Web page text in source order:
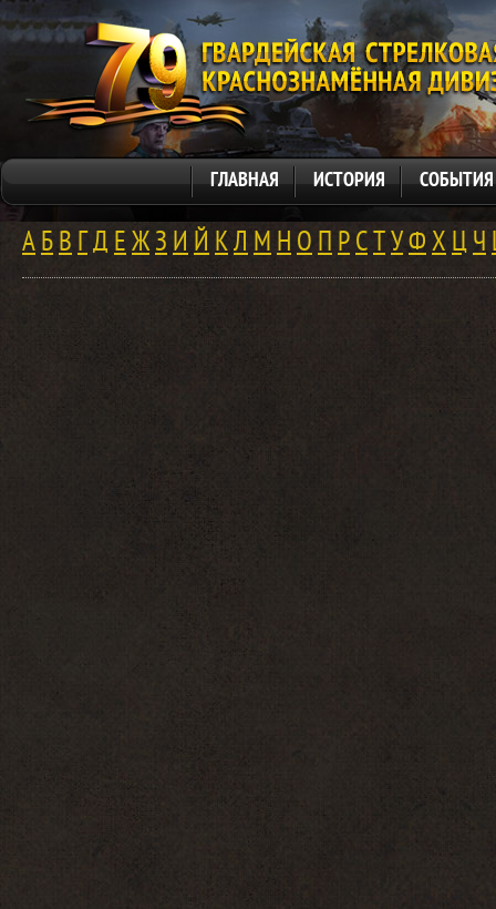
ГЛАВНАЯ ИСТОРИЯ СОБЫТИЯ
АБВГДЕЖЗИЙКЛМНОПРСТУФХЦЧ